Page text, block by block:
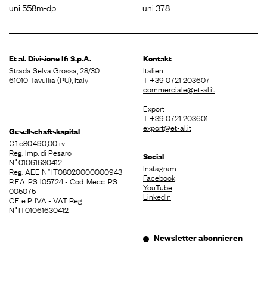
uni 558m-dp uni 378
Et al. DivisioneIfi S.p.A.
Strada Selva Grossa, 28/30
61010 Tavullia (PU), Italy
Gesellschaftskapital
€ 1.580.490,00 i.v.
Reg. Imp. di Pesaro
N˚01061630412
Reg. AEE N˚IT08020000000943
R.EA. PS 105724 - Cod. Mecc. PS
005075
C.F. e P. IVA - VAT Reg.
N˚IT01061630412
Kontakt
Italien
T+39 0721 203607
commerciale@et-al.it
Export
T+39 0721 203601
export@et-al.it
Social
Instagram
Facebook
YouTube
LinkedIn
Newsletter abonnieren